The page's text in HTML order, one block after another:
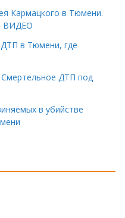
Кармацкого в Тюмени.
ВИДЕО
в Тюмени, где
Смертельное ДТП под
в убийстве